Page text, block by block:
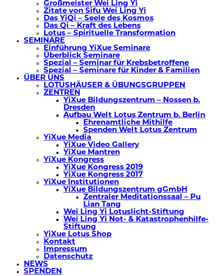
Großmeister Wei Ling Yi
Zitate von Sifu Wei Ling Yi
Das YiQi – Seele des Kosmos
Das Qi – Kraft des Lebens
Lotus – Spirituelle Transformation
SEMINARE
Einführung YiXue Seminare
Überblick Seminare
Spezial – Seminar für Krebsbetroffene
Spezial – Seminare für Kinder & Familien
ÜBER UNS
LOTUSHÄUSER & ÜBUNGSGRUPPEN
ZENTREN
YiXue Bildungszentrum – Nossen b.
Dresden
Aufbau Welt Lotus Zentrum b. Berlin
Ehrenamtliche Mithilfe
Spenden Welt Lotus Zentrum
YiXue Media
YiXue Video Gallery
YiXue Mantren
YiXue Kongress
YiXue Kongress 2019
YiXue Kongress 2017
YiXue Institutionen
YiXue Bildungszentrum gGmbH
Zentraler Meditationssaal – Pu
Lian Tang
Wei Ling Yi Lotuslicht-Stiftung
Wei Ling Yi Not- & Katastrophenhilfe-
Stiftung
YiXue Lotus Shop
Kontakt
Impressum
Datenschutz
NEWS
SPENDEN